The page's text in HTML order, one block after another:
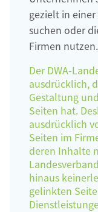
gezielt in
suchen oder
Firmen nutzen.
Der DWA-
ausdrücklich,
Gestaltung
Seiten hat.
ausdrücklich
Seiten im
deren Inhalte
hinaus
gelinkten